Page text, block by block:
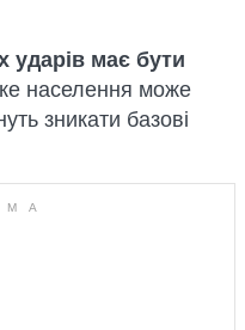
ударів має бути
населення може
зникати базові